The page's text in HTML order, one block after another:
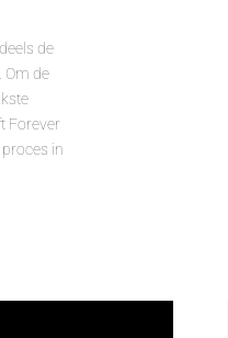
de
Om de
Forever
in